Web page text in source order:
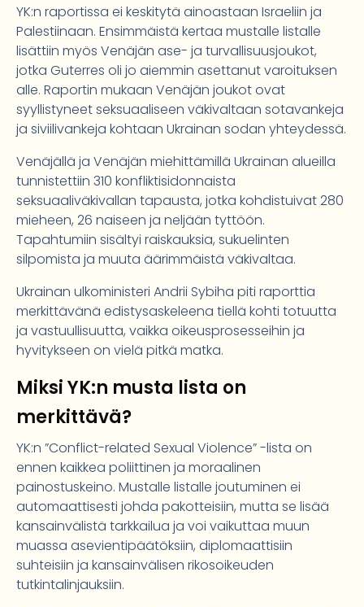
YK:n raportissa ei keskitytä ainoastaan Israeliin ja
Palestiinaan. Ensimmäistä kertaa mustalle listalle
lisättiin myös Venäjän ase- ja turvallisuusjoukot,
jotka Guterres oli jo aiemmin asettanut varoituksen
alle. Raportin mukaan Venäjän joukot ovat
syyllistyneet seksuaaliseen väkivaltaan sotavankeja
ja siviilivankeja kohtaan Ukrainan sodan yhteydessä.
Venäjällä ja Venäjän miehittämillä Ukrainan alueilla
tunnistettiin 310 konfliktisidonnaista
seksuaaliväkivallan tapausta, jotka kohdistuivat 280
mieheen, 26 naiseen ja neljään tyttöön.
Tapahtumiin sisältyi raiskauksia, sukuelinten
silpomista ja muuta äärimmäistä väkivaltaa.
Ukrainan ulkoministeri Andrii Sybiha piti raporttia
merkittävänä edistysaskeleena tiellä kohti totuutta
ja vastuullisuutta, vaikka oikeusprosesseihin ja
hyvitykseen on vielä pitkä matka.
Miksi YK:n musta lista on
merkittävä?
YK:n ”Conflict-related Sexual Violence” -lista on
ennen kaikkea poliittinen ja moraalinen
painostuskeino. Mustalle listalle joutuminen ei
automaattisesti johda pakotteisiin, mutta se lisää
kansainvälistä tarkkailua ja voi vaikuttaa muun
muassa asevientipäätöksiin, diplomaattisiin
suhteisiin ja kansainvälisen rikosoikeuden
tutkintalinjauksiin.